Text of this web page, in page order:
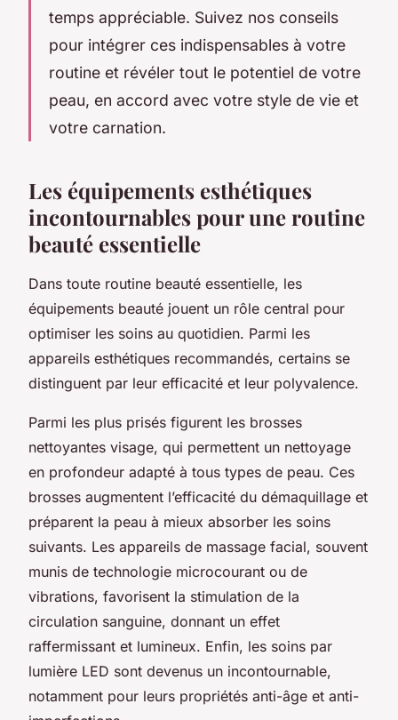
temps appréciable. Suivez nos conseils
pour intégrer ces indispensables à votre
routine et révéler tout le potentiel de votre
peau, en accord avec votre style de vie et
votre carnation.
Les équipements esthétiques
incontournables pour une routine
beauté essentielle
Dans toute routine beauté essentielle, les
équipements beauté jouent un rôle central pour
optimiser les soins au quotidien. Parmi les
appareils esthétiques recommandés, certains se
distinguent par leur efficacité et leur polyvalence.
Parmi les plus prisés figurent les brosses
nettoyantes visage, qui permettent un nettoyage
en profondeur adapté à tous types de peau. Ces
brosses augmentent l’efficacité du démaquillage et
préparent la peau à mieux absorber les soins
suivants. Les appareils de massage facial, souvent
munis de technologie microcourant ou de
vibrations, favorisent la stimulation de la
circulation sanguine, donnant un effet
raffermissant et lumineux. Enfin, les soins par
lumière LED sont devenus un incontournable,
notamment pour leurs propriétés anti-âge et anti-